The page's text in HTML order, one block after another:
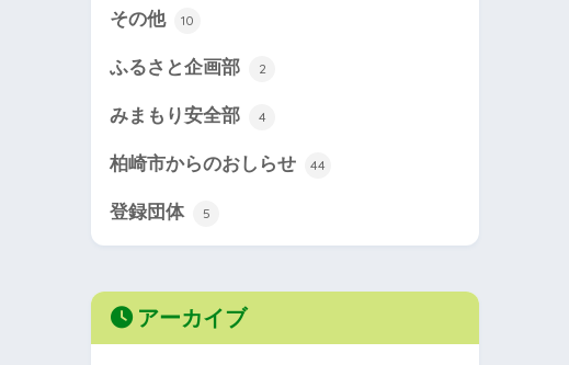
その他 10
ふるさと企画部 2
みまもり安全部 4
柏崎市からのおしらせ 44
登録団体 5
アーカイブ